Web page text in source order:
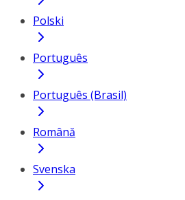
Polski
Português
Português (Brasil)
Română
Svenska